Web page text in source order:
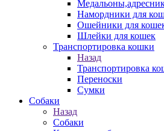
Намордники для
Ошейники для
Шлейки для кошек
Транспортировка кошки
Назад
Транспортировка
Переноски
Сумки
Собаки
Назад
Собаки